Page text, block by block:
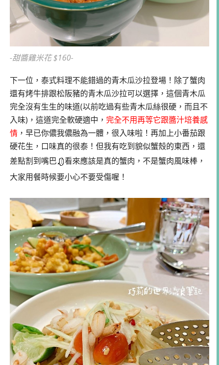
-甜醬雞米花 $160-
下一位，泰式料理不能錯過的青木瓜沙拉登場！除了蟹肉
還有烤牛排跟松阪豬的青木瓜沙拉可以選擇，這個青木瓜
完全沒有生生的味道(以前吃過有些青木瓜絲很硬，而且不
入味)，這道完全軟硬適中， 完全不用再等它跟醬汁培養感
情 ，早已你儂我儂融為一體，很入味啦！再加上小番茄跟
硬花生，口味真的很泰！但我有吃到貌似蟹殼的東西，還
差點割到嘴巴
看來應該是真的蟹肉，不是蟹肉風味棒，
大家用餐時候要小心不要受傷喔！